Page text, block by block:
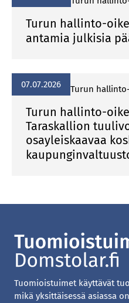
Turun hallinto-
antamia julkisia
07.07.2026 Turun
Turun hallinto-
Taraskallion
osayleiskaavaa
Tuomioistuimet käyttävät
mikä yksittäisessä asiassa